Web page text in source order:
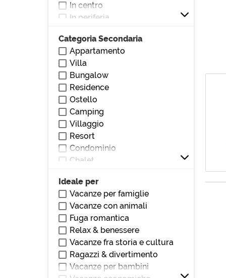
In centro
In periferia
Vicino al lago
Vicino stazione
Vicino parchi/giardini
Vicino bar/ristoranti
Vicino club/discoteche
Vicino stadio
Vicino ospedali/cliniche
Vicino monumenti/zone di
interesse
Vicino università
Vicino centri commerciali
Vicino teatri/cinema
Categoria Secondaria
Appartamento
Villa
Bungalow
Residence
Ostello
Camping
Villaggio
Resort
Condominio
Chalet
Loft
Villetta a schiera
Dormitorio
Affittacamere
Locanda
Pensione
Dimora storica
Masseria
Ideale per
Vacanze per famiglie
Vacanze con animali
Fuga romantica
Relax & benessere
Vacanze fra storia e cultura
Ragazzi & divertimento
Vacanze per bambini